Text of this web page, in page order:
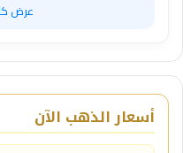
عرض
أسعار الذهب الآن